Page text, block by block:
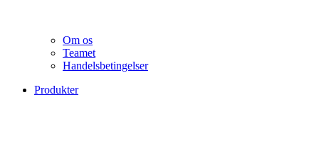
Om os
Teamet
Handelsbetingelser
Produkter